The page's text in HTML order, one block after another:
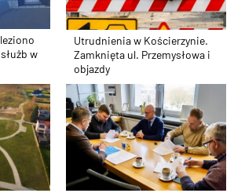
w
Utrudnienia w Kościerzynie.
Zamknięta ul. Przemysłowa i
objazdy